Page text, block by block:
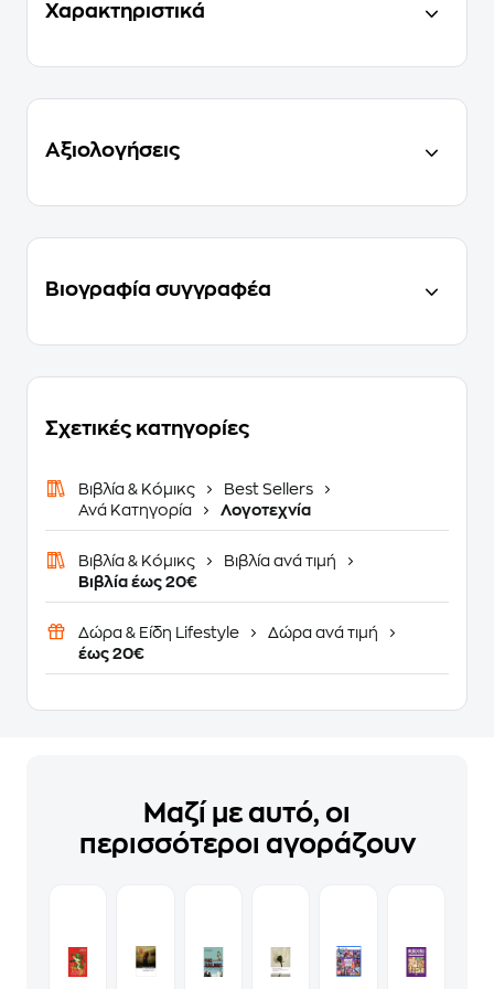
Χαρακτηριστικά
Αξιολογήσεις
Βιογραφία συγγραφέα
Σχετικές κατηγορίες
Βιβλία & Κόμικς
Best Sellers
Ανά Κατηγορία
Λογοτεχνία
Βιβλία & Κόμικς
Βιβλία ανά τιμή
Βιβλία έως 20€
Δώρα & Είδη Lifestyle
Δώρα ανά τιμή
έως 20€
Μαζί με αυτό, οι
περισσότεροι αγοράζουν